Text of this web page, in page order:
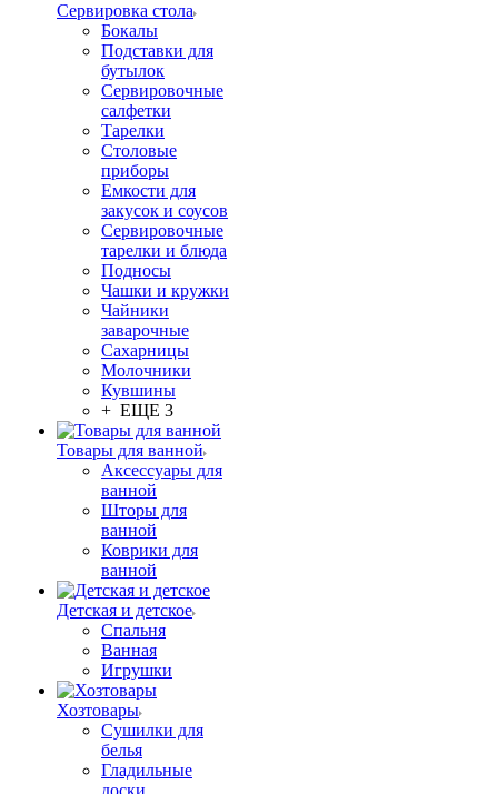
Сервировка стола
Бокалы
Подставки для
бутылок
Сервировочные
салфетки
Тарелки
Столовые
приборы
Емкости для
закусок и соусов
Сервировочные
тарелки и блюда
Подносы
Чашки и кружки
Чайники
заварочные
Сахарницы
Молочники
Кувшины
+ ЕЩЕ 3
Товары для ванной
Аксессуары для
ванной
Шторы для
ванной
Коврики для
ванной
Детская и детское
Спальня
Ванная
Игрушки
Хозтовары
Сушилки для
белья
Гладильные
доски